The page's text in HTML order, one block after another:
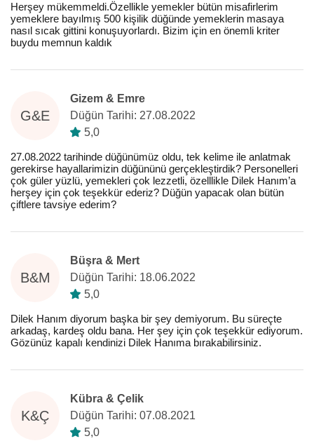
Herşey mükemmeldi.Özellikle yemekler bütün misafirlerim
yemeklere bayılmış 500 kişilik düğünde yemeklerin masaya
nasıl sıcak gittini konuşuyorlardı. Bizim için en önemli kriter
buydu memnun kaldık
G&E
Gizem & Emre
Düğün Tarihi: 27.08.2022
5,0
27.08.2022 tarihinde düğünümüz oldu, tek kelime ile anlatmak
gerekirse hayallarimizin düğününü gerçekleştirdik? Personelleri
çok güler yüzlü, yemekleri çok lezzetli, özelllikle Dilek Hanım’a
herşey için çok teşekkür ederiz? Düğün yapacak olan bütün
çiftlere tavsiye ederim?
B&M
Büşra & Mert
Düğün Tarihi: 18.06.2022
5,0
Dilek Hanım diyorum başka bir şey demiyorum. Bu süreçte
arkadaş, kardeş oldu bana. Her şey için çok teşekkür ediyorum.
Gözünüz kapalı kendinizi Dilek Hanıma bırakabilirsiniz.
K&Ç
Kübra & Çelik
Düğün Tarihi: 07.08.2021
5,0